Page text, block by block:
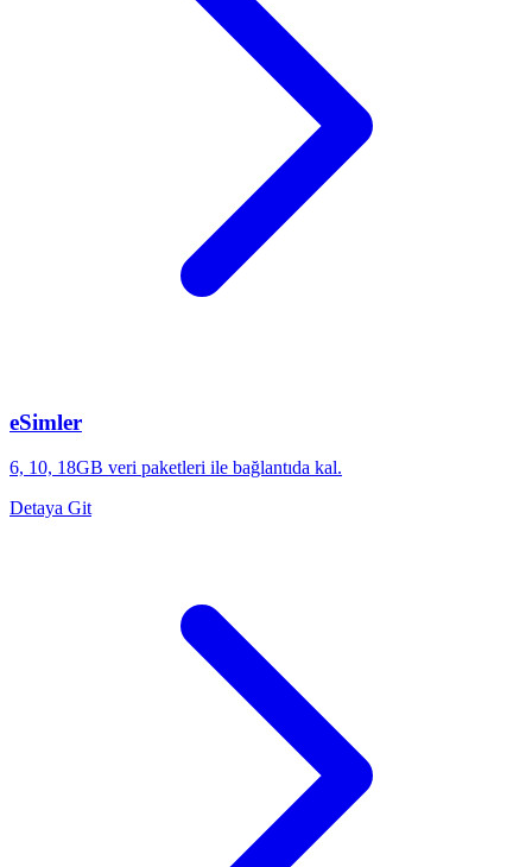
eSimler
6, 10, 18GB veri paketleri ile bağlantıda kal.
Detaya Git